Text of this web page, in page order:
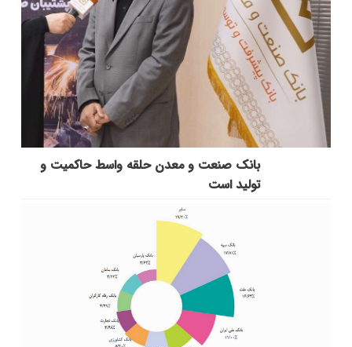
بانك صنعت و معدن حلقه واسط حاكمیت و
تولید است